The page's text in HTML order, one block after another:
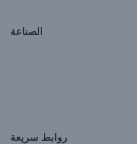
الصناعة
روابط سريعة